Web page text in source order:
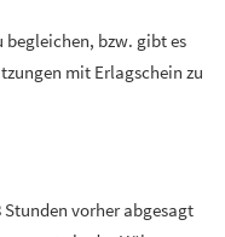
begleichen, bzw. gibt es
mit Erlagschein zu
vorher abgesagt